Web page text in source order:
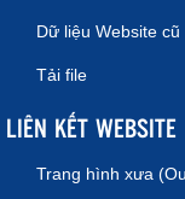
Dữ liệu Website cũ
Tải file
LIÊN KẾT WEBSITE
Trang hình xưa